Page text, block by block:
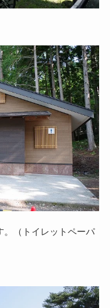
。（トイレットペーパ